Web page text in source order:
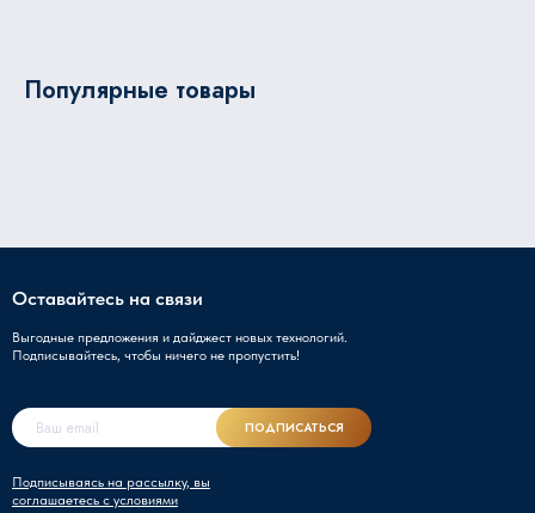
Популярные товары
Оставайтесь на связи
Выгодные предложения и дайджест новых технологий.
Подписывайтесь, чтобы ничего не пропустить!
Подписываясь на рассылку, вы
соглашаетесь с условиями
ПОДПИСАТЬСЯ